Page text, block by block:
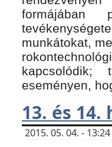
formájában
munkátokat,
eseményen,
13. és
2015. 05. 04. -